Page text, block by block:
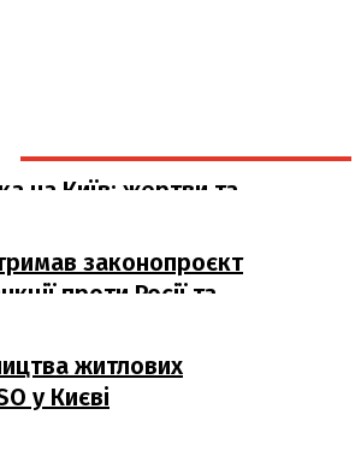
на Київ: жертви та
законопроєкт
проти Росії та
житлових
у Києві